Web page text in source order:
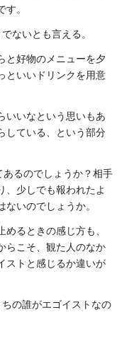
。
ないとも言える。
と好物のメニューを夕
といいドリンクを用意
いいなという思いもあ
している、という部分
るのでしょうか？相手
、少しでも報われたよ
いのでしょうか。
るときの感じ方も、
らこそ、観た人のなか
ストと感じるか違いが
の誰がエゴイストなの